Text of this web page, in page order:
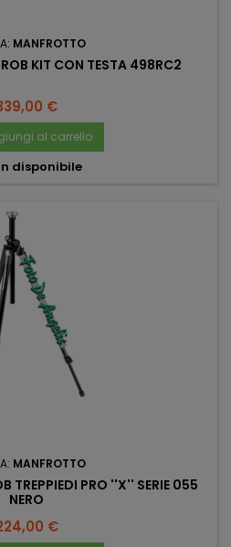
MANFROTTO
KIT CON TESTA 498RC2
€
al carrello
disponibile
MANFROTTO
TREPPIEDI PRO ''X'' SERIE 055
NERO
€